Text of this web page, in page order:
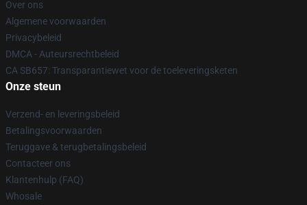
Over ons
Algemene voorwaarden
Privacybeleid
DMCA - Auteursrechtbeleid
CA SB657: Transparantiewet voor de toeleveringsketen
Onze steun
Verzend- en leveringsbeleid
Betalingsvoorwaarden
Teruggave & terugbetalingsbeleid
Contacteer ons
Klantenhulp (FAQ)
Whosale